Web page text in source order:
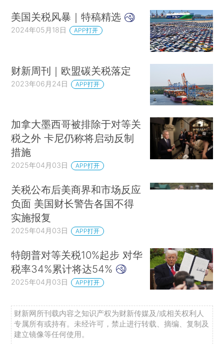
美国关税风暴｜特稿精选
2024年05月18日 APP打开
财新周刊｜欧盟碳关税落定
2023年06月24日 APP打开
加拿大墨西哥被排除于对等关
税之外 卡尼仍称将启动反制
措施
2025年04月03日 APP打开
关税公布后美商界和市场反应
负面 美国财长警告各国不得
实施报复
2025年04月03日 APP打开
特朗普对等关税10%起步 对华
税率34%累计将达54%
2025年04月03日 APP打开
财新网所刊载内容之知识产权为财新传媒及/或相关权利人
专属所有或持有。未经许可，禁止进行转载、摘编、复制及
建立镜像等任何使用。